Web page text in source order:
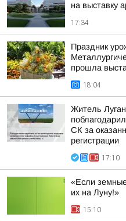
на выставку
17:34
Праздник
прошла
18:04
Житель
СК за
регистрации
17:10
«Если
их на Луну!»
15:10